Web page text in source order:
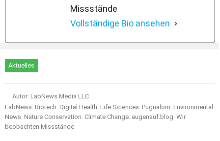
Missstände
Vollständige Bio ansehen
Aktuelles
Autor: LabNews Media LLC
LabNews: Biotech. Digital Health. Life Sciences. Pugnalom: Environmental
News. Nature Conservation. Climate Change. augenauf.blog: Wir
beobachten Missstände